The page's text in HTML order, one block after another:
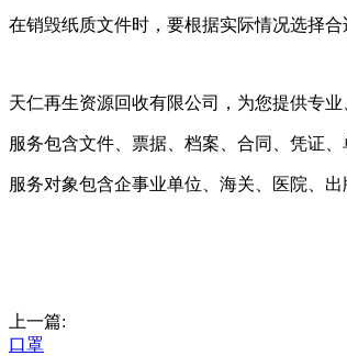
在销毁纸质文件时，要根据实际情况选择
天仁再生资源回收有限公司，为您提供专业
服务包含文件、票据、档案、合同、凭证
服务对象包含企事业单位、海关、医院、
上一篇:
口罩